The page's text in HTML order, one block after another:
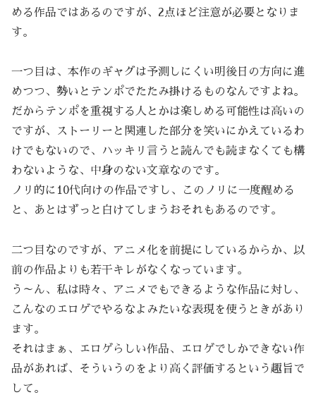
める作品ではあるのですが、2点ほど注意が必要となりま
す。
一つ目は、本作のギャグは予測しにくい明後日の方向に進
めつつ、勢いとテンポでたたみ掛けるものなんですよね。
だからテンポを重視する人とかは楽しめる可能性は高いの
ですが、ストーリーと関連した部分を笑いにかえているわ
けでもないので、ハッキリ言うと読んでも読まなくても構
わないような、中身のない文章なのです。
ノリ的に10代向けの作品ですし、このノリに一度醒める
と、あとはずっと白けてしまうおそれもあるのです。
二つ目なのですが、アニメ化を前提にしているからか、以
前の作品よりも若干キレがなくなっています。
う～ん、私は時々、アニメでもできるような作品に対し、
こんなのエロゲでやるなよみたいな表現を使うときがあり
ます。
それはまぁ、エロゲらしい作品、エロゲでしかできない作
品があれば、そういうのをより高く評価するという趣旨で
して。